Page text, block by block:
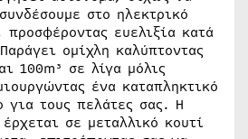
στο ηλεκτρικό
ευελιξία κατά
ομίχλη καλύπτοντας
100m³ σε λίγα μόλις
ένα καταπληκτικό
για τους πελάτες σας. Η
σε μεταλλικό κουτί